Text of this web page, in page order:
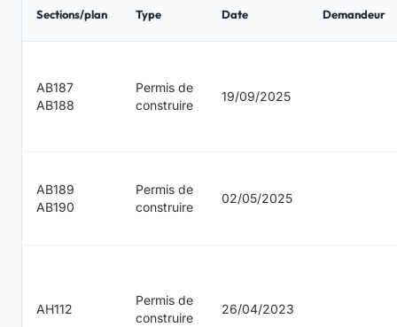
Sections/plan Type Date Demandeur
AB187
AB188
Permis de
construire
19/09/2025
AB189
AB190
Permis de
construire
02/05/2025
AH112
Permis de
construire
26/04/2023